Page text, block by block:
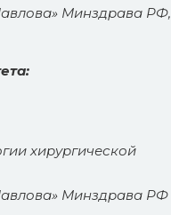
Минздрава РФ,
хирургической
Минздрава РФ